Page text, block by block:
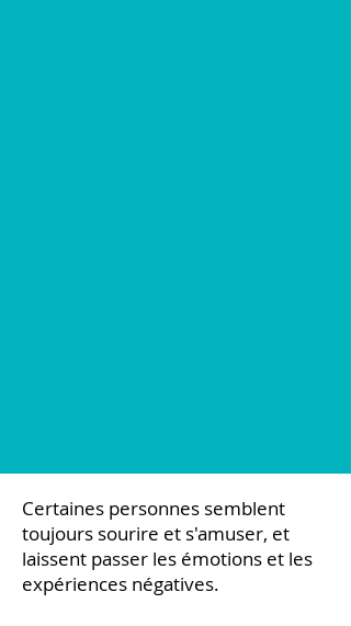
Certaines personnes semblent
toujours sourire et s'amuser, et
laissent passer les émotions et les
expériences négatives.